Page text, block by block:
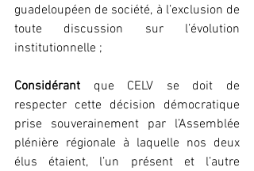
guadeloupéen de société, à l’exclusion de
toute discussion sur l’évolution
institutionnelle ;
Considérant que CELV se doit de
respecter cette décision démocratique
prise souverainement par l’Assemblée
plénière régionale à laquelle nos deux
élus étaient, l’un présent et l’autre